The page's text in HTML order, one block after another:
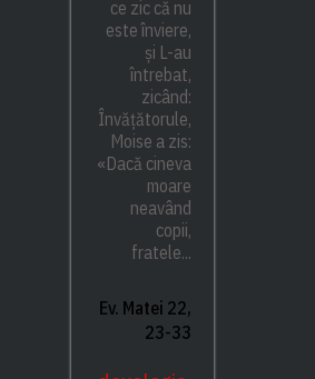
ce zic că nu
este înviere,
și L-au
întrebat,
zicând:
Învățătorule,
Moise a zis:
«Dacă cineva
moare
neavând
copii,
fratele...
Ev. Matei 22,
23-33